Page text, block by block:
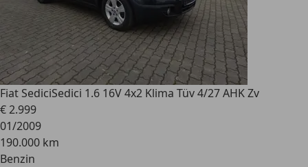
Fiat SediciSedici 1.6 16V 4x2 Klima Tüv 4/27 AHK Zv
€ 2.999
01/2009
190.000 km
Benzin